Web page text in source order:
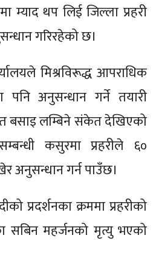
म्याद थप लिई जिल्ला प्रहरी
गरिरहेको छ।
मिश्रविरूद्ध आपराधिक
पनि अनुसन्धान गर्ने तयारी
बसाइ लम्बिने संकेत देखिएको
कसुरमा प्रहरीले ६०
अनुसन्धान गर्न पाउँछ।
प्रदर्शनका क्रममा प्रहरीको
सबिन महर्जनको मृत्यु भएको